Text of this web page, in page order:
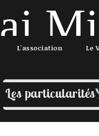
L'association Le
Les particularités